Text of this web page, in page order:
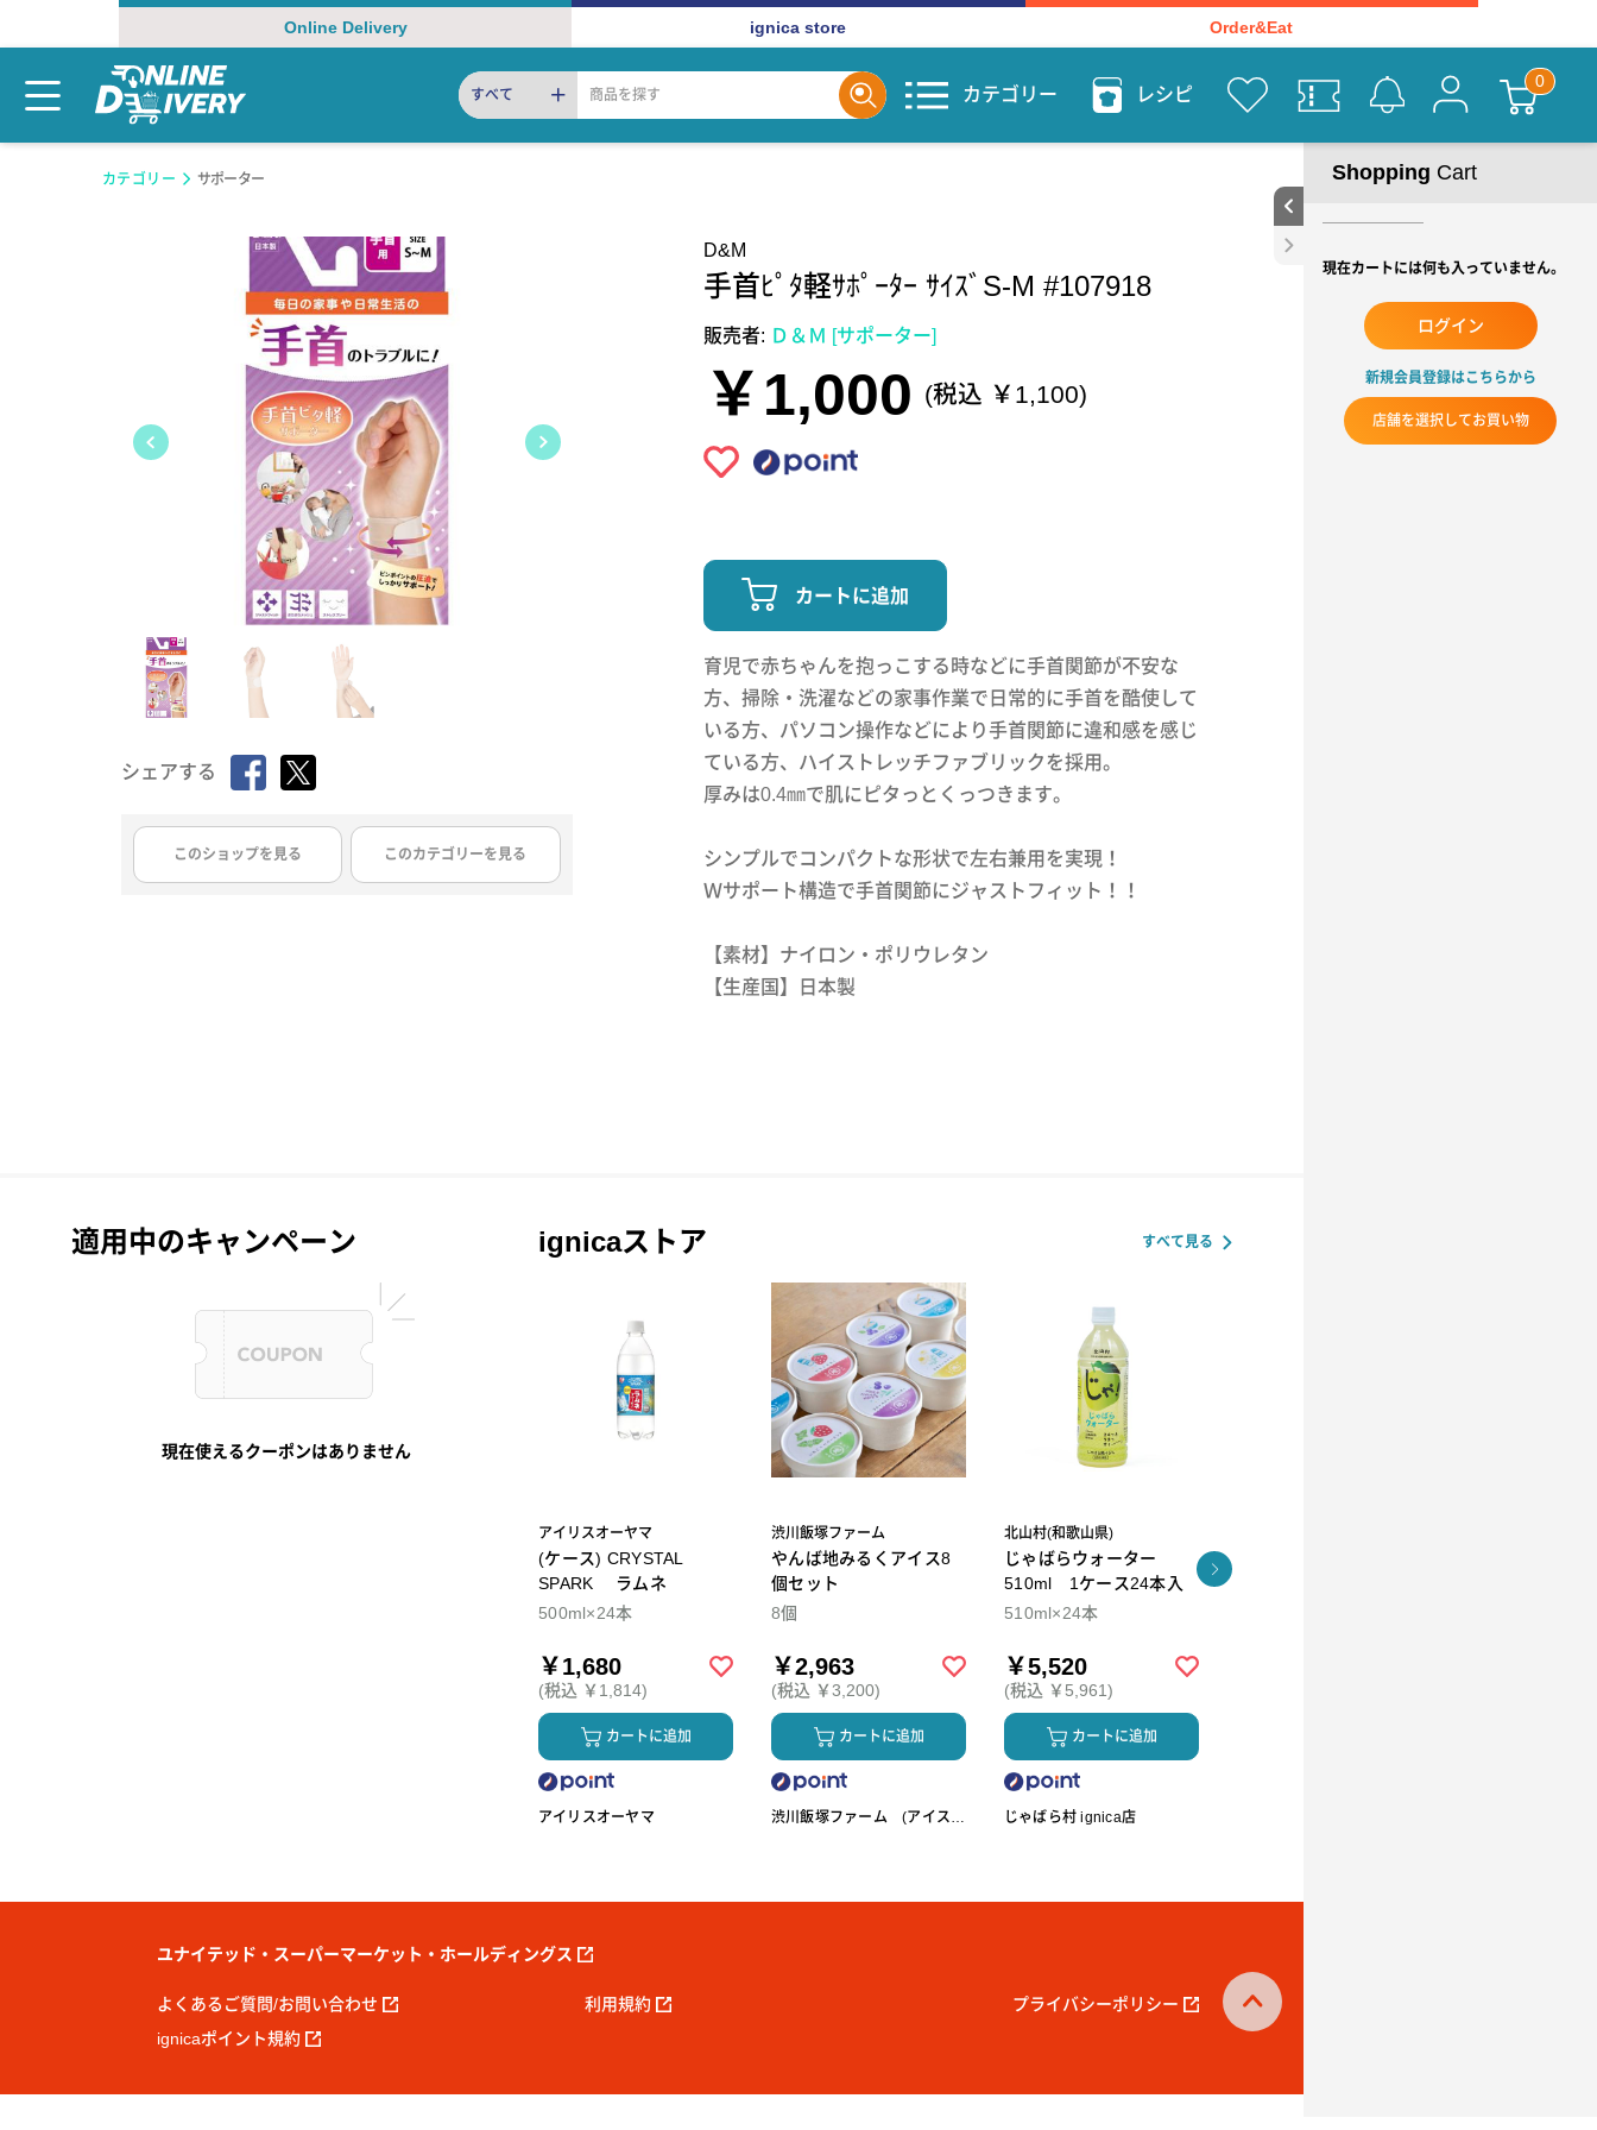
Online Delivery ignica store Order&Eat
すべて カテゴリー レシピ
カテゴリー サポーター
シェアする
このショップを見る このカテゴリーを見る
D&M
手首ﾋﾟﾀ軽ｻﾎﾟｰﾀｰ ｻｲｽﾞS-M #107918
販売者: Ｄ＆Ｍ [サポーター]
￥1,000 (税込 ￥1,100)
カートに追加
育児で赤ちゃんを抱っこする時などに手首関節が不安な
方、掃除・洗濯などの家事作業で日常的に手首を酷使して
いる方、パソコン操作などにより手首関節に違和感を感じ
ている方、ハイストレッチファブリックを採用。
厚みは0.4㎜で肌にピタっとくっつきます。
シンプルでコンパクトな形状で左右兼用を実現！
Ｗサポート構造で手首関節にジャストフィット！！
【素材】ナイロン・ポリウレタン
【生産国】日本製
適用中のキャンペーン
現在使えるクーポンはありません
ignicaストア すべて見る
アイリスオーヤマ
(ケース) CRYSTAL
SPARK ラムネ
500ml×24本
￥1,680
(税込 ￥1,814)
カートに追加
アイリスオーヤマ
渋川飯塚ファーム
やんば地みるくアイス8
個セット
8個
￥2,963
(税込 ￥3,200)
カートに追加
渋川飯塚ファーム (アイスク
北山村(和歌山県)
じゃばらウォーター
510ml 1ケース24本入
510ml×24本
￥5,520
(税込 ￥5,961)
カートに追加
じゃばら村 ignica店
Shopping Cart
現在カートには何も入っていません。
ログイン
新規会員登録はこちらから
店舗を選択してお買い物
ユナイテッド・スーパーマーケット・ホールディングス
よくあるご質問/お問い合わせ 利用規約
プライバシーポリシー
ignicaポイント規約